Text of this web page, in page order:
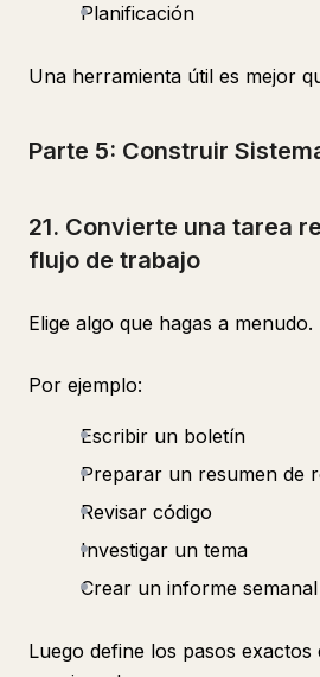
Planificación
Una herramienta útil es mejor
Parte 5: Construir
21. Convierte una tarea
flujo de trabajo
Elige algo que hagas a menudo.
Por ejemplo:
Escribir un boletín
Preparar un resumen de
Revisar código
Investigar un tema
Crear un informe semanal
Luego define los pasos exactos